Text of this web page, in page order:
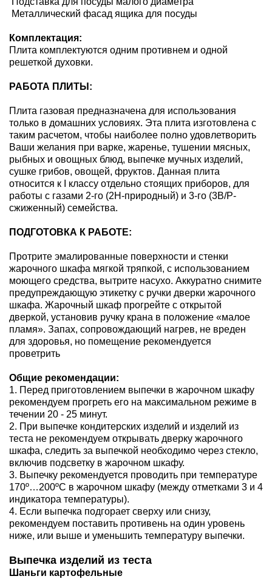
Металлический фасад ящика для посуды
Комплектация:
Плита комплектуются одним противнем и одной
решеткой духовки.
РАБОТА ПЛИТЫ:
Плита газовая предназначена для использования
только в домашних условиях. Эта плита изготовлена с
таким расчетом, чтобы наиболее полно удовлетворить
Ваши желания при варке, жаренье, тушении мясных,
рыбных и овощных блюд, выпечке мучных изделий,
сушке грибов, овощей, фруктов. Данная плита
относится к I классу отдельно стоящих приборов, для
работы с газами 2-го (2H-природный) и 3-го (3B/P-
сжиженный) семейства.
ПОДГОТОВКА К РАБОТЕ:
Протрите эмалированные поверхности и стенки
жарочного шкафа мягкой тряпкой, с использованием
моющего средства, вытрите насухо. Аккуратно снимите
предупреждающую этикетку с ручки дверки жарочного
шкафа. Жарочный шкаф прогрейте с открытой
дверкой, установив ручку крана в положение «малое
пламя». Запах, сопровождающий нагрев, не вреден
для здоровья, но помещение рекомендуется
проветрить
Общие рекомендации:
1. Перед приготовлением выпечки в жарочном шкафу
рекомендуем прогреть его на максимальном режиме в
течении 20 - 25 минут.
2. При выпечке кондитерских изделий и изделий из
теста не рекомендуем открывать дверку жарочного
шкафа, следить за выпечкой необходимо через стекло,
включив подсветку в жарочном шкафу.
3. Выпечку рекомендуется проводить при температуре
170º…200ºС в жарочном шкафу (между отметками 3 и 4
индикатора температуры).
4. Если выпечка подгорает сверху или снизу,
рекомендуем поставить противень на один уровень
ниже, или выше и уменьшить температуру выпечки.
Выпечка изделий из теста
Шаньги картофельные